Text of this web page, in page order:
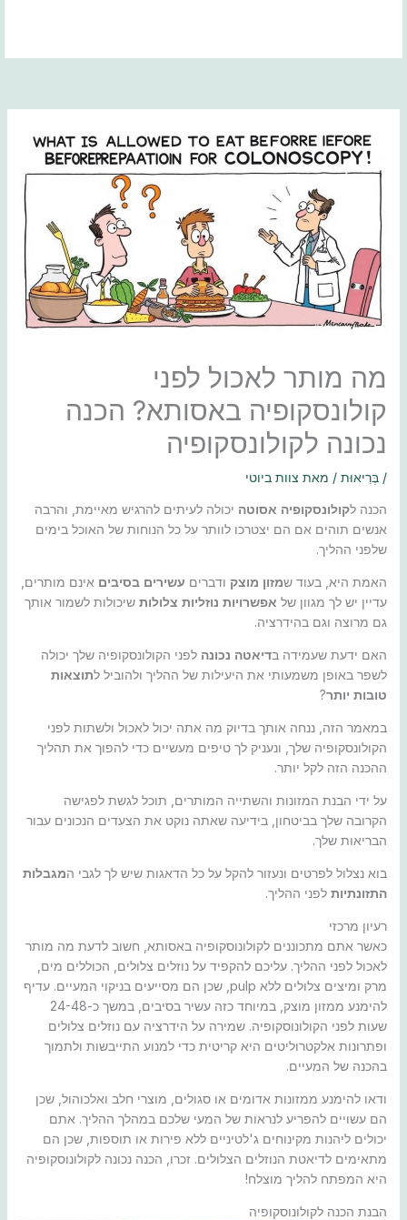
מה מותר לאכול לפני
קולונסקופיה באסותא? הכנה
נכונה לקולונסקופיה
/ בְּרִיאוּת/ מאת צוות ביוטי
הכנה לקולונסקופיה אסוטה יכולה לעיתים להרגיש מאיימת, והרבה
אנשים תוהים אם הם יצטרכו לוותר על כל הנוחות של האוכל בימים
שלפני ההליך.
האמת היא, בעוד שמזון מוצק ודברים עשירים בסיבים אינם מותרים,
עדיין יש לך מגוון של אפשרויות נוזליות צלולותשיכולות לשמור אותך
גם מרוצה וגם בהידרציה.
האם ידעת שעמידה בדיאטה נכונה לפני הקולונסקופיה שלך יכולה
לשפר באופן משמעותי את היעילות של ההליך ולהוביל לתוצאות
טובות יותר?
במאמר הזה, ננחה אותך בדיוק מה אתה יכול לאכול ולשתות לפני
הקולונסקופיה שלך, ונעניק לך טיפים מעשיים כדי להפוך את תהליך
ההכנה הזה לקל יותר.
על ידי הבנת המזונות והשתייה המותרים, תוכל לגשת לפגישה
הקרובה שלך בביטחון, בידיעה שאתה נוקט את הצעדים הנכונים עבור
הבריאות שלך.
בוא נצלול לפרטים ונעזור להקל על כל הדאגות שיש לך לגבי המגבלות
התזונתיותלפני ההליך.
רעיון מרכזי
כאשר אתם מתכוננים לקולונוסקופיה באסותא, חשוב לדעת מה מותר
לאכול לפני ההליך. עליכם להקפיד על נוזלים צלולים, הכוללים מים,
מרק ומיצים צלולים ללא pulp, שכן הם מסייעים בניקוי המעיים. עדיף
להימנע ממזון מוצק, במיוחד כזה עשיר בסיבים, במשך כ-24-48
שעות לפני הקולונוסקופיה. שמירה על הידרציה עם נוזלים צלולים
ופתרונות אלקטרוליטים היא קריטית כדי למנוע התייבשות ולתמוך
בהכנה של המעיים.
ודאו להימנע ממזונות אדומים או סגולים, מוצרי חלב ואלכוהול, שכן
הם עשויים להפריע לנראות של המעי שלכם במהלך ההליך. אתם
יכולים ליהנות מקינוחים ג'לטיניים ללא פירות או תוספות, שכן הם
מתאימים לדיאטת הנוזלים הצלולים. זכרו, הכנה נכונה לקולונוסקופיה
היא המפתח להליך מוצלח!
הבנת הכנה לקולונוסקופיה